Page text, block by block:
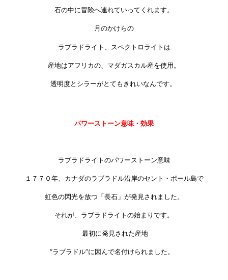
石の中に冒険へ連れていってくれます。
月のかけらの
ラブラドライト、スペクトロライトは
産地はアフリカの、マダガスカル産を使用。
透明度とシラーがとてもきれいなんです。
パワーストーン意味・効果
ラブラドライトのパワーストーン意味
１７７０年、カナダのラブラドル沿岸のセント・ポール島で
虹色の閃光を放つ「長石」が発見されました。
それが、ラブラドライトの始まりです。
最初に発見された産地
“ラブラドル”に因んで名付けられました。